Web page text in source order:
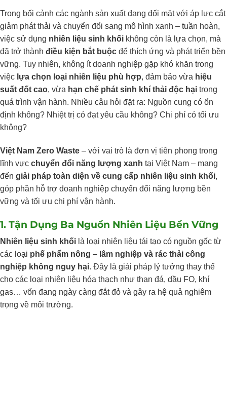
Trong bối cảnh các ngành sản xuất đang đối mặt với áp lực cắt
giảm phát thải và chuyển đổi sang mô hình xanh – tuần hoàn,
việc sử dụng nhiên liệu sinh khối không còn là lựa chọn, mà
đã trở thành điều kiện bắt buộc để thích ứng và phát triển bền
vững. Tuy nhiên, không ít doanh nghiệp gặp khó khăn trong
việc lựa chọn loại nhiên liệu phù hợp, đảm bảo vừa hiệu
suất đốt cao, vừa hạn chế phát sinh khí thải độc hại trong
quá trình vận hành. Nhiều câu hỏi đặt ra: Nguồn cung có ổn
định không? Nhiệt trị có đạt yêu cầu không? Chi phí có tối ưu
không?
Việt Nam Zero Waste – với vai trò là đơn vị tiên phong trong
lĩnh vực chuyển đổi năng lượng xanh tại Việt Nam – mang
đến giải pháp toàn diện về cung cấp nhiên liệu sinh khối,
góp phần hỗ trợ doanh nghiệp chuyển đổi năng lượng bền
vững và tối ưu chi phí vận hành.
1. Tận Dụng Ba Nguồn Nhiên Liệu Bền Vững
Nhiên liệu sinh khối là loại nhiên liệu tái tạo có nguồn gốc từ
các loại phế phẩm nông – lâm nghiệp và rác thải công
nghiệp không nguy hại. Đây là giải pháp lý tưởng thay thế
cho các loại nhiên liệu hóa thạch như than đá, dầu FO, khí
gas… vốn đang ngày càng đắt đỏ và gây ra hệ quả nghiêm
trọng về môi trường.